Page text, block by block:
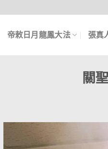
帝敕日月龍鳳大法 張真
關